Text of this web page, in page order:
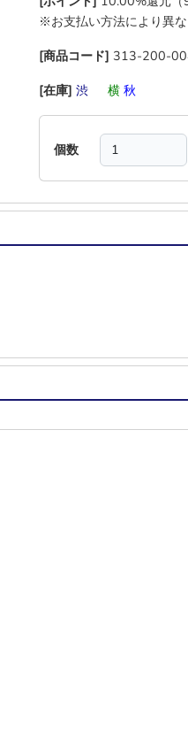
※お支払い方法により異な
[商品コード] 313-200-
[在庫] 渋 横 秋
個数